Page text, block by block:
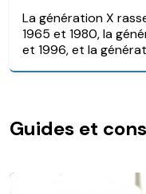
La génération X
1965 et 1980, la
et 1996, et la
Guides et